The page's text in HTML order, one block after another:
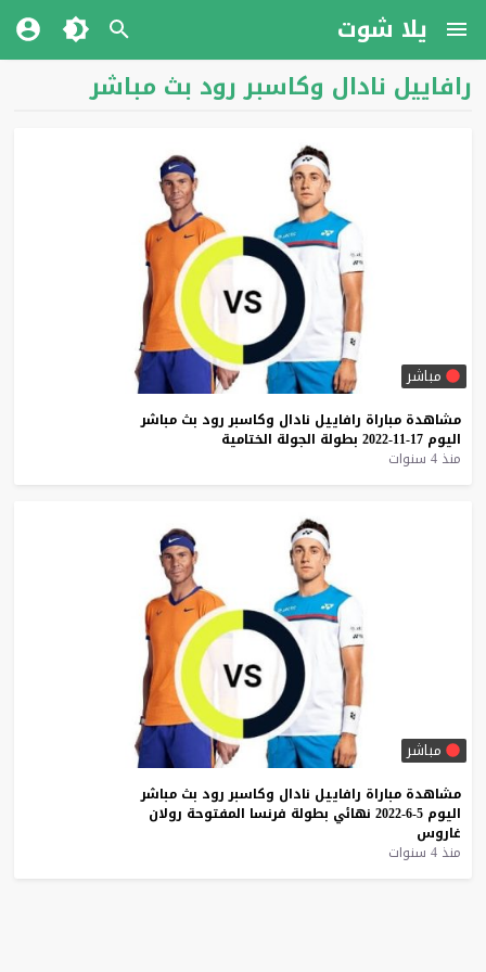
يلا شوت
رافاييل نادال وكاسبر رود بث مباشر
مباشر
مشاهدة مباراة رافاييل نادال وكاسبر رود بث مباشر
اليوم 17-11-2022 بطولة الجولة الختامية
منذ 4 سنوات
مباشر
مشاهدة مباراة رافاييل نادال وكاسبر رود بث مباشر
اليوم 5-6-2022 نهائي بطولة فرنسا المفتوحة رولان
غاروس
منذ 4 سنوات